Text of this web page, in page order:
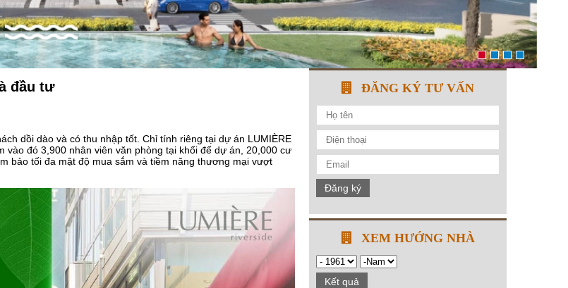
đầu tư
dồi dào và có thu nhập tốt. Chỉ tính riêng tại dự án LUMIÈRE
vào đó 3,900 nhân viên văn phòng tại khối đế dự án, 20,000 cư
bảo tối đa mật độ mua sắm và tiềm năng thương mại vượt
ĐĂNG KÝ TƯ VẤN
Đăng ký
XEM HƯỚNG NHÀ
Kết quả